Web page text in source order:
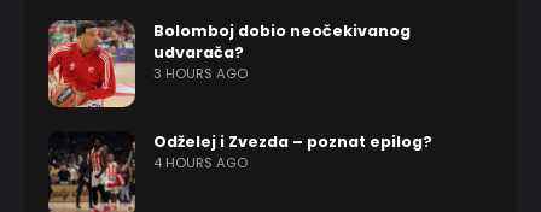
Bolomboj dobio neočekivanog
udvarača?
3 HOURS AGO
Odželej i Zvezda – poznat epilog?
4 HOURS AGO